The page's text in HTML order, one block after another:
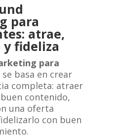
para
atrae,
fideliza
para
se basa en crear
completa: atraer
contenido,
una oferta
con buen